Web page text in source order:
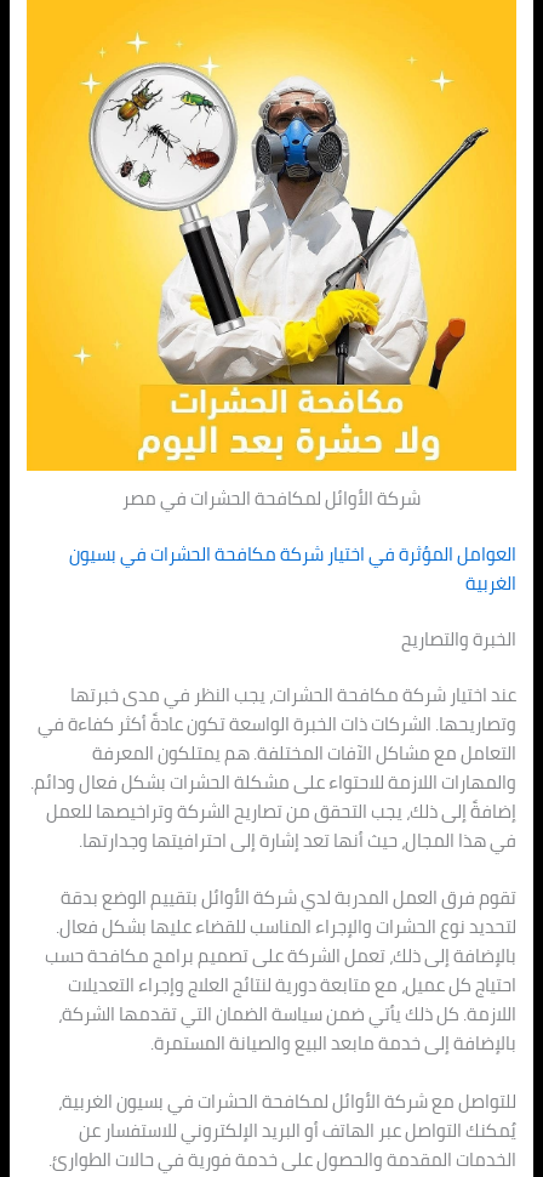
شركة الأوائل لمكافحة الحشرات في مصر
العوامل المؤثرة في اختيار شركة مكافحة الحشرات في بسيون
الغربية
الخبرة والتصاريح
عند اختيار شركة مكافحة الحشرات، يجب النظر في مدى خبرتها
وتصاريحها. الشركات ذات الخبرة الواسعة تكون عادةً أكثر كفاءة في
التعامل مع مشاكل الآفات المختلفة. هم يمتلكون المعرفة
والمهارات اللازمة للاحتواء على مشكلة الحشرات بشكل فعال ودائم.
إضافةً إلى ذلك، يجب التحقق من تصاريح الشركة وتراخيصها للعمل
في هذا المجال، حيث أنها تعد إشارة إلى احترافيتها وجدارتها.
تقوم فرق العمل المدربة لدي شركة الأوائل بتقييم الوضع بدقة
لتحديد نوع الحشرات والإجراء المناسب للقضاء عليها بشكل فعال.
بالإضافة إلى ذلك، تعمل الشركة على تصميم برامج مكافحة حسب
احتياج كل عميل، مع متابعة دورية لنتائج العلاج وإجراء التعديلات
اللازمة. كل ذلك يأتي ضمن سياسة الضمان التي تقدمها الشركة،
بالإضافة إلى خدمة مابعد البيع والصيانة المستمرة.
للتواصل مع شركة الأوائل لمكافحة الحشرات في بسيون الغربية،
يُمكنك التواصل عبر الهاتف أو البريد الإلكتروني للاستفسار عن
الخدمات المقدمة والحصول على خدمة فورية في حالات الطوارئ.